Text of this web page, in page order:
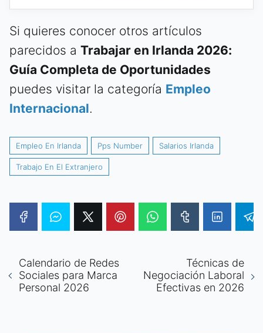
Si quieres conocer otros artículos
parecidos a Trabajar en Irlanda 2026:
Guía Completa de Oportunidades
puedes visitar la categoría Empleo
Internacional.
Empleo En Irlanda Pps Number Salarios Irlanda
Trabajo En El Extranjero
Calendario de Redes
Sociales para Marca
Personal 2026
Técnicas de
Negociación Laboral
Efectivas en 2026